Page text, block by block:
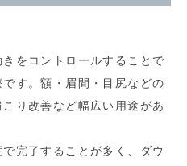
をコントロールすることで
す。額・眉間・目尻などの
り改善など幅広い用途があ
完了することが多く、ダウ